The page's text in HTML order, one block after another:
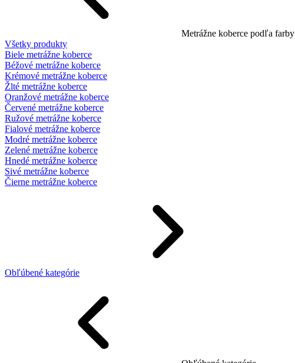
Metrážne koberce podľa farby
Všetky produkty
Biele metrážne koberce
Béžové metrážne koberce
Krémové metrážne koberce
Žlté metrážne koberce
Oranžové metrážne koberce
Červené metrážne koberce
Ružové metrážne koberce
Fialové metrážne koberce
Modré metrážne koberce
Zelené metrážne koberce
Hnedé metrážne koberce
Sivé metrážne koberce
Čierne metrážne koberce
Obľúbené kategórie